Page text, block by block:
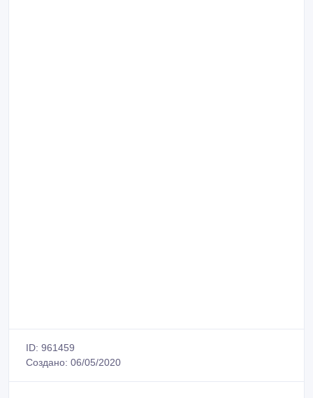
ID: 961459
Создано: 06/05/2020